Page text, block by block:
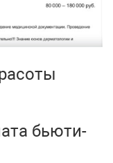
бьюти-